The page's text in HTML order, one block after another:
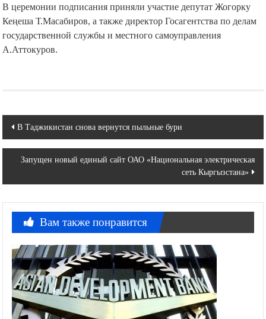
В церемонии подписания приняли участие депутат Жогорку
Кеңеша Т.Масабиров, а также директор Госагентства по делам
государственной службы и местного самоуправления
А.Аттокуров.
Навигация
по
записям
В Таджикистан снова вернутся пыльные бури
Запущен новый единый сайт ОАО «Национальная электрическая
сеть Кыргызстана»
Вам также понравится